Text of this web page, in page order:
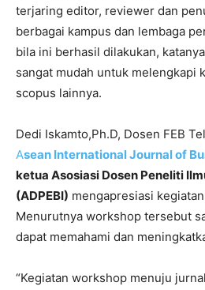
terjaring editor, reviewer dan
berbagai kampus dan lembaga
bila ini berhasil dilakukan,
sangat mudah untuk melengkapi
scopus lainnya.
Dedi Iskamto,Ph.D, Dosen FEB
Asean International Journal of
ketua Asosiasi Dosen Peneliti
(ADPEBI) mengapresiasi
Menurutnya workshop tersebut
dapat memahami dan
“Kegiatan workshop menuju